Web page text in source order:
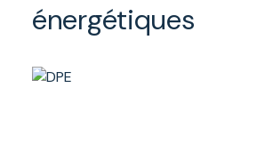
énergétiques